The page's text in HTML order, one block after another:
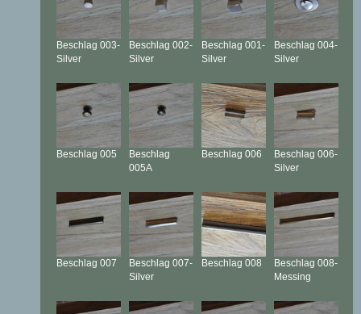
Beschlag 003-
Silver
Beschlag 002-
Silver
Beschlag 001-
Silver
Beschlag 004-
Silver
Beschlag 005
Beschlag
005A
Beschlag 006 Beschlag 006-
Silver
Beschlag 007 Beschlag 007-
Silver
Beschlag 008 Beschlag 008-
Messing